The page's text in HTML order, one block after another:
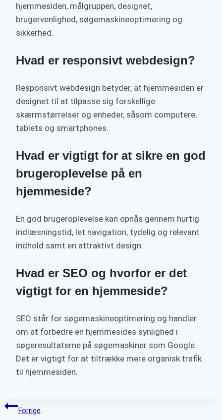
hjemmesiden, målgruppen, designet,
brugervenlighed, søgemaskineoptimering og
sikkerhed.
Hvad er responsivt webdesign?
Responsivt webdesign betyder, at hjemmesiden er
designet til at tilpasse sig forskellige
skærmstørrelser og enheder, såsom computere,
tablets og smartphones.
Hvad er vigtigt for at sikre en god
brugeroplevelse på en
hjemmeside?
En god brugeroplevelse kan opnås gennem hurtig
indlæsningstid, let navigation, tydelig og relevant
indhold samt en attraktivt design.
Hvad er SEO og hvorfor er det
vigtigt for en hjemmeside?
SEO står for søgemaskineoptimering og handler
om at forbedre en hjemmesides synlighed i
søgeresultaterne på søgemaskiner som Google.
Det er vigtigt for at tiltrække mere organisk trafik
til hjemmesiden.
Indlægsnavigation
Forrige